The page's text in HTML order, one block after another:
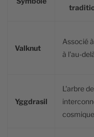
Valknut
Associé
à l'au-
Yggdrasil
L'arbre
cosmique